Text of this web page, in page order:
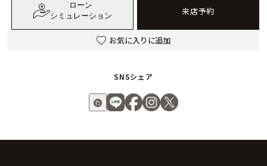
ローン
シミュレーション
来店予約
お気に入りに追加
SNSシェア